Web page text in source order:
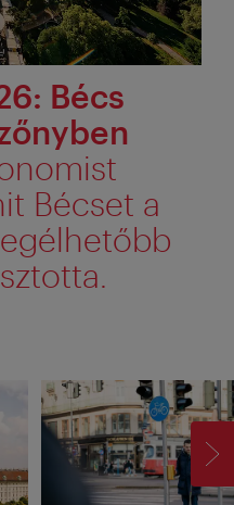
Bécs
Bécset a